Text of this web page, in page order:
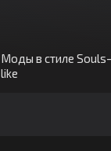
Моды в стиле Souls-
like